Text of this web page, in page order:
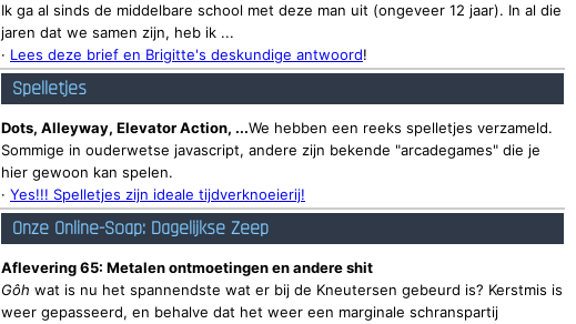
Ik ga al sinds de middelbare school met deze man uit (ongeveer 12 jaar). In al die
jaren dat we samen zijn, heb ik ...
· Lees deze brief en Brigitte's deskundige antwoord!
Spelletjes
Dots, Alleyway, Elevator Action, ...We hebben een reeks spelletjes verzameld.
Sommige in ouderwetse javascript, andere zijn bekende "arcadegames" die je
hier gewoon kan spelen.
· Yes!!! Spelletjes zijn ideale tijdverknoeierij!
Onze Online-Soap: Dagelijkse Zeep
Aflevering 65: Metalen ontmoetingen en andere shit
Gôh wat is nu het spannendste wat er bij de Kneutersen gebeurd is? Kerstmis is
weer gepasseerd, en behalve dat het weer een marginale schranspartij